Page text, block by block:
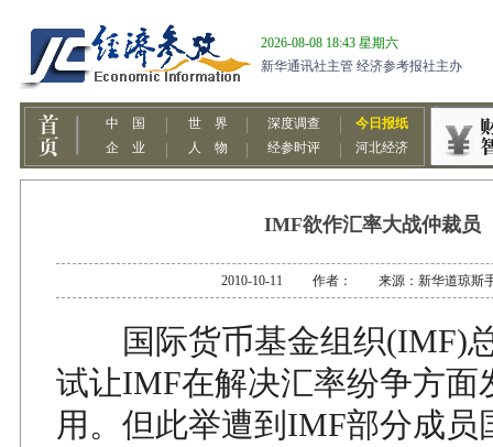
IMF欲作汇率大战仲裁员
2010-10-11 作者： 来源：新华道琼斯
国际货币基金组织(IMF)
试让IMF在解决汇率纷争方面
用。但此举遭到IMF部分成员